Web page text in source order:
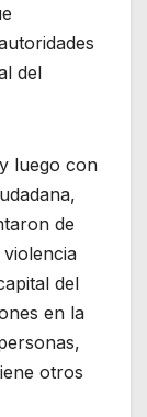
del
luego con
de
del
en la
otros